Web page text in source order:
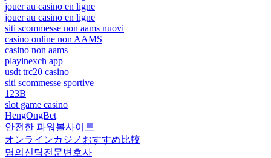
jouer au casino en ligne
jouer au casino en ligne
siti scommesse non aams nuovi
casino online non AAMS
casino non aams
playinexch app
usdt trc20 casino
siti scommesse sportive
123B
slot game casino
HengOngBet
안전한 파워볼사이트
オンラインカジノおすすめ比較
명의신탁전문변호사